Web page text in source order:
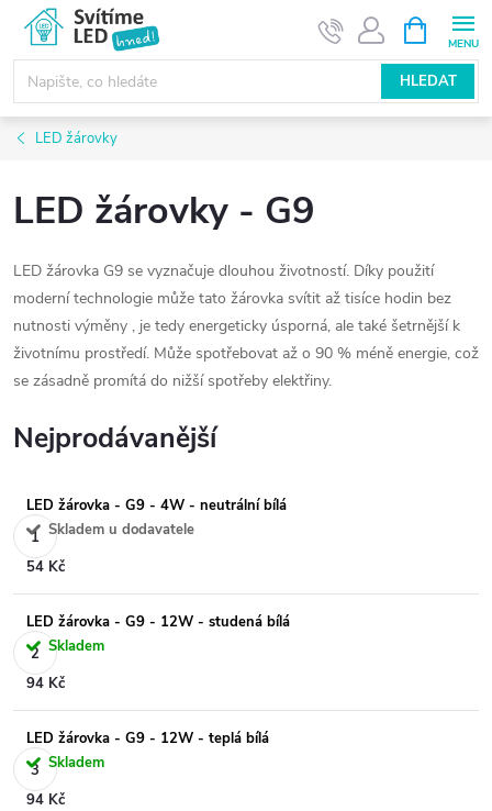
obsah
HLEDAT
NÁKUPNÍ
KOŠÍK
LED žárovky
LED žárovky - G9
LED žárovka G9 se vyznačuje dlouhou životností. Díky použití
moderní technologie může tato žárovka svítit až tisíce hodin bez
nutnosti výměny , je tedy energeticky úsporná, ale také šetrnější k
životnímu prostředí. Může spotřebovat až o 90 % méně energie, což
se zásadně promítá do nižší spotřeby elektřiny.
Nejprodávanější
LED žárovka - G9 - 4W - neutrální bílá
Skladem u dodavatele
54 Kč
LED žárovka - G9 - 12W - studená bílá
Skladem
94 Kč
LED žárovka - G9 - 12W - teplá bílá
Skladem
94 Kč